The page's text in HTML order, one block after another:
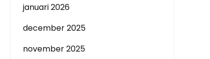
januari 2026
december 2025
november 2025